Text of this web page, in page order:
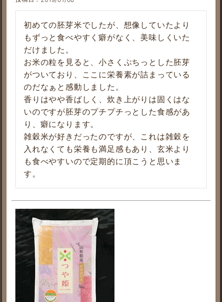
初めての胚芽米でしたが、想像していたより
もずっと食べやすく癖がなく、美味しくいた
だけました。
お米の粒を見ると、小さくぷちっとした胚芽
がついており、ここに栄養素が詰まっている
のだなぁと感動しました。
香りはやや香ばしく、炊き上がりは固くはな
いのですが胚芽のプチプチっとした食感があ
り、癖になります。
雑穀米が好きだったのですが、これは雑穀を
入れなくても栄養も満足感もあり、玄米より
も食べやすいので定期的に頂こうと思いま
す。